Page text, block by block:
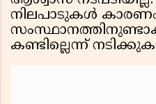
നിലപാടുകൾ
കണ്ടില്ലെന്ന്